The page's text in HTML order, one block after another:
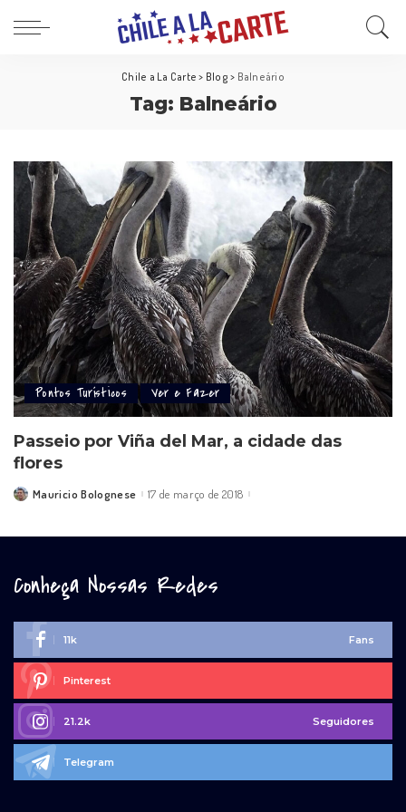
Chile a La Carte > Blog > Balneário
Tag: Balneário
Pontos Turísticos Ver e Fazer
Passeio por Viña del Mar, a cidade das
flores
PostedMauricio Bolognese 17 de março de 2018
Conheça Nossas Redes
11k Fans
Pinterest
21.2k Seguidores
Telegram